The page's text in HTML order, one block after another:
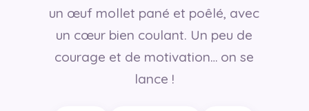
un œuf mollet pané et poêlé, avec
un cœur bien coulant. Un peu de
courage et de motivation… on se
lance !